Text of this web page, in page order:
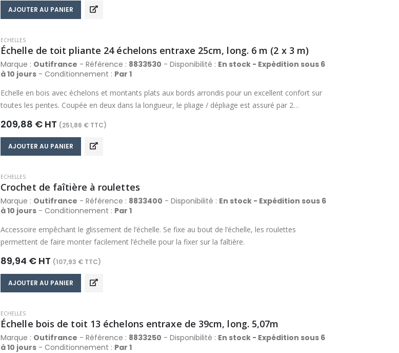
x 20 mm. Section des échelons : 50 x 20 mm.
AJOUTER AU PANIER
ECHELLES
Échelle de toit pliante 24 échelons entraxe 25cm, long. 6 m (2 x 3 m)
Marque : Outifrance - Référence : 8833530 - Disponibilité : En stock - Expédition sous 6
à 10 jours - Conditionnement : Par 1
Echelle en bois avec échelons et montants plats aux bords arrondis pour un excellent confort sur
toutes les pentes. Coupée en deux dans la longueur, le pliage / dépliage est assuré par 2
à griffes permet le resserrage de l’échelle si nécessaire. Finition lasurée. Section des montants : 50
x 20 mm. Section des échelons : 50 x 20 mm.
209,88 € HT (251,86 € TTC)
AJOUTER AU PANIER
ECHELLES
Crochet de faîtière à roulettes
Marque : Outifrance - Référence : 8833400 - Disponibilité : En stock - Expédition sous 6
à 10 jours - Conditionnement : Par 1
Accessoire empêchant le glissement de l’échelle. Se fixe au bout de l’échelle, les roulettes
permettent de faire monter facilement l’échelle pour la fixer sur la faîtière.
89,94 € HT (107,93 € TTC)
AJOUTER AU PANIER
ECHELLES
Échelle bois de toit 13 échelons entraxe de 39cm, long. 5,07m
Marque : Outifrance - Référence : 8833250 - Disponibilité : En stock - Expédition sous 6
à 10 jours - Conditionnement : Par 1